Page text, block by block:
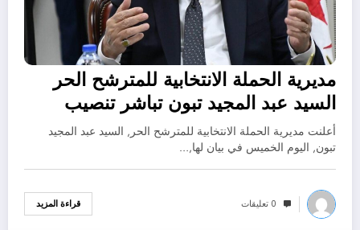
مديرية الحملة الانتخابية للمترشح الحر
السيد عبد المجيد تبون تباشر تنصيب
هياكلها
أعلنت مديرية الحملة الانتخابية للمترشح الحر, السيد عبد المجيد
تبون, اليوم الخميس في بيان لها,…
0 تعليقات قراءة المزيد